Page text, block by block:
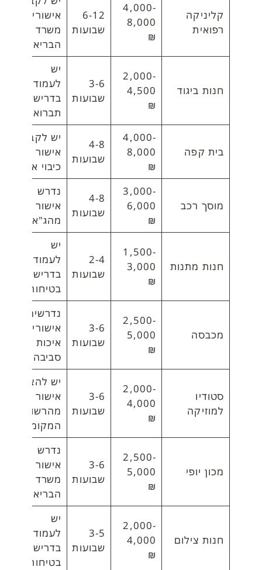
קליניקה
רפואית
4,000-
8,000
₪
6-12
שבועות
אישורי
משרד
הבריאות
חנות ביגוד
2,000-
4,500
₪
3-6
שבועות
יש
לעמוד
בדרישות
תברואה
בית קפה
4,000-
8,000
₪
4-8
שבועות
יש לקבל
אישור
כיבוי אש
מוסך רכב
3,000-
6,000
₪
4-8
שבועות
נדרש
אישור
מהג"א
חנות מתנות
1,500-
3,000
₪
2-4
שבועות
יש
לעמוד
בדרישות
בטיחות
מכבסה
2,500-
5,000
₪
3-6
שבועות
נדרשים
אישורי
איכות
סביבה
סטודיו
למוזיקה
2,000-
4,000
₪
3-6
שבועות
יש להציג
אישור
מהרשות
המקומית
מכון יופי
2,500-
5,000
₪
3-6
שבועות
נדרש
אישור
משרד
הבריאות
חנות צילום
2,000-
4,000
₪
3-5
שבועות
יש
לעמוד
בדרישות
בטיחות